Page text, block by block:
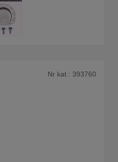
Nr kat.: 393760